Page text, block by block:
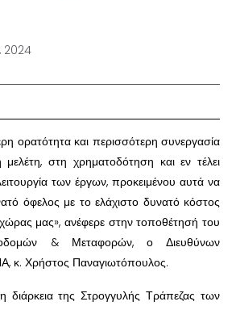
2024
ορατότητα και περισσότερη συνεργασία
στη χρηματοδότηση και εν τέλει
των έργων, προκειμένου αυτά να
όφελος με το ελάχιστο δυνατό κόστος
μας», ανέφερε στην τοποθέτησή του
& Μεταφορών, ο Διευθύνων
κ. Χρήστος Παναγιωτόπουλος.
διάρκεια της Στρογγυλής Τράπεζας των